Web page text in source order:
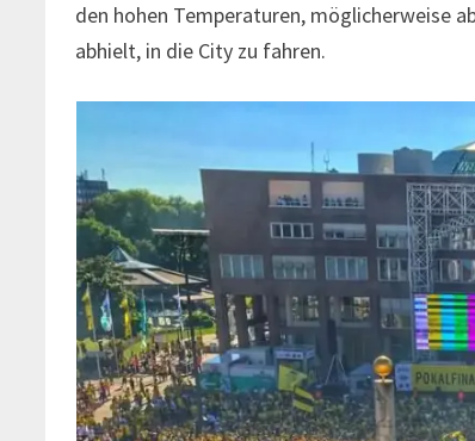
den hohen Temperaturen, möglicherweise
abhielt, in die City zu fahren.